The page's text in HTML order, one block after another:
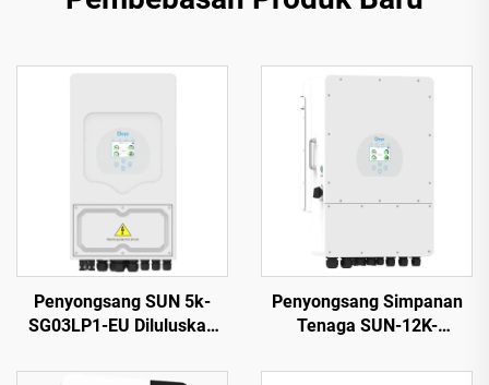
Penyongsang SUN 5k-
SG03LP1-EU Diluluskan
Vdc, Input PV Luas 125–
Penyongsang Simpanan
Tenaga SUN-12K-
Kuasa Tinggi 132000 W,